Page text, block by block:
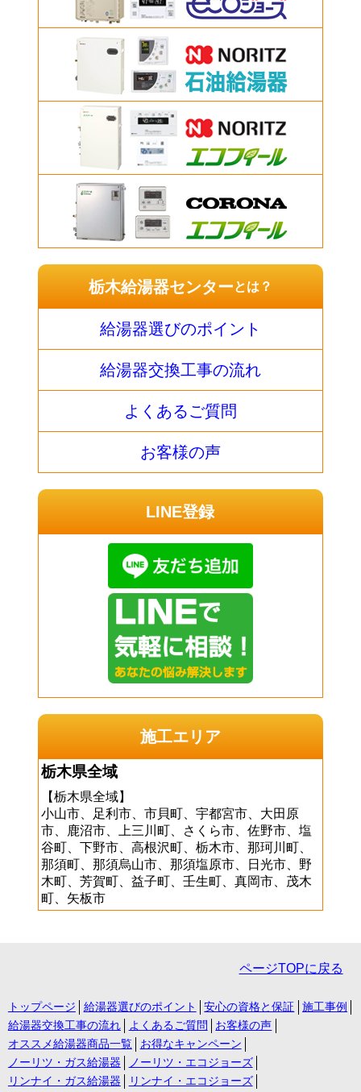
栃木給湯器センターとは？
給湯器選びのポイント
給湯器交換工事の流れ
よくあるご質問
お客様の声
LINE登録
施工エリア
栃木県全域
【栃木県全域】
小山市、足利市、市貝町、宇都宮市、大田原
市、鹿沼市、上三川町、さくら市、佐野市、塩
谷町、下野市、高根沢町、栃木市、那珂川町、
那須町、那須烏山市、那須塩原市、日光市、野
木町、芳賀町、益子町、壬生町、真岡市、茂木
町、矢板市
ページTOPに戻る
トップページ 給湯器選びのポイント 安心の資格と保証
施工事例
給湯器交換工事の流れ
よくあるご質問
お客様の声
オススメ給湯器商品一覧
お得なキャンペーン
ノーリツ・ガス給湯器
ノーリツ・エコジョーズ
リンナイ・ガス給湯器
リンナイ・エコジョーズ